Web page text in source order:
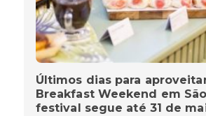
Últimos dias para
Breakfast Weekend em
festival segue até 31 de